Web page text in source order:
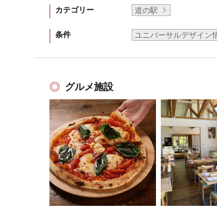
カテゴリー 道の駅
条件 ユニバーサルデザイン
グルメ施設